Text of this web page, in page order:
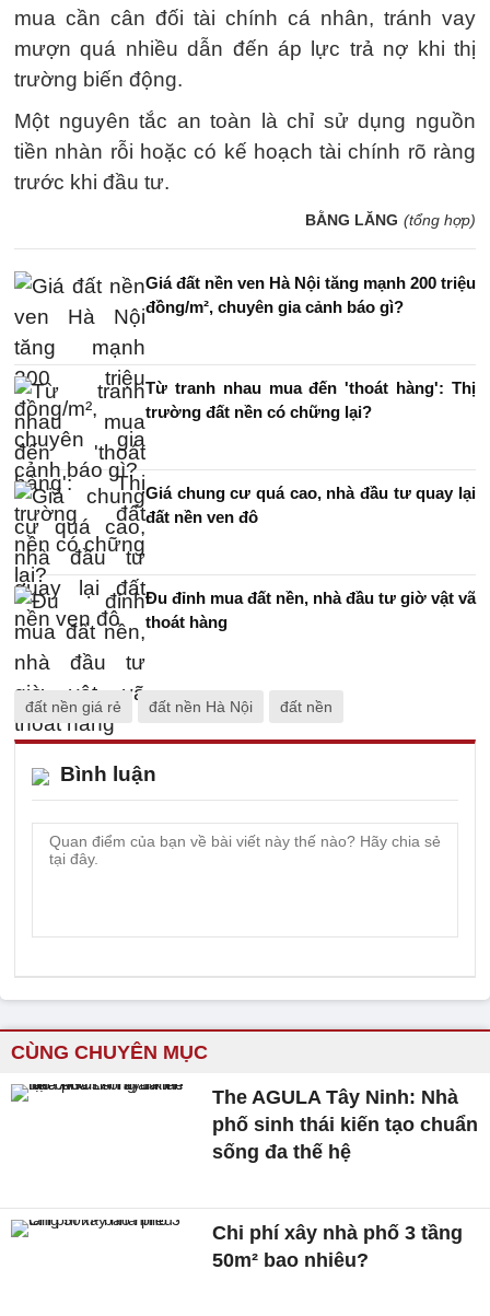
mua cần cân đối tài chính cá nhân, tránh vay
mượn quá nhiều dẫn đến áp lực trả nợ khi thị
trường biến động.
Một nguyên tắc an toàn là chỉ sử dụng nguồn
tiền nhàn rỗi hoặc có kế hoạch tài chính rõ ràng
trước khi đầu tư.
BẰNG LĂNG (tổng hợp)
Giá đất nền ven Hà Nội tăng mạnh 200 triệu
đồng/m², chuyên gia cảnh báo gì?
Từ tranh nhau mua đến 'thoát hàng': Thị
trường đất nền có chững lại?
Giá chung cư quá cao, nhà đầu tư quay lại
đất nền ven đô
Đu đỉnh mua đất nền, nhà đầu tư giờ vật vã
thoát hàng
đất nền giá rẻ đất nền Hà Nội đất nền
Bình luận
CÙNG CHUYÊN MỤC
The AGULA Tây Ninh: Nhà
phố sinh thái kiến tạo chuẩn
sống đa thế hệ
Chi phí xây nhà phố 3 tầng
50m² bao nhiêu?